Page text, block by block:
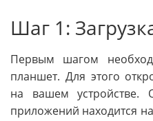
Шаг 1:
Первым шагом
планшет. Для этого
на вашем устройстве.
приложений находится